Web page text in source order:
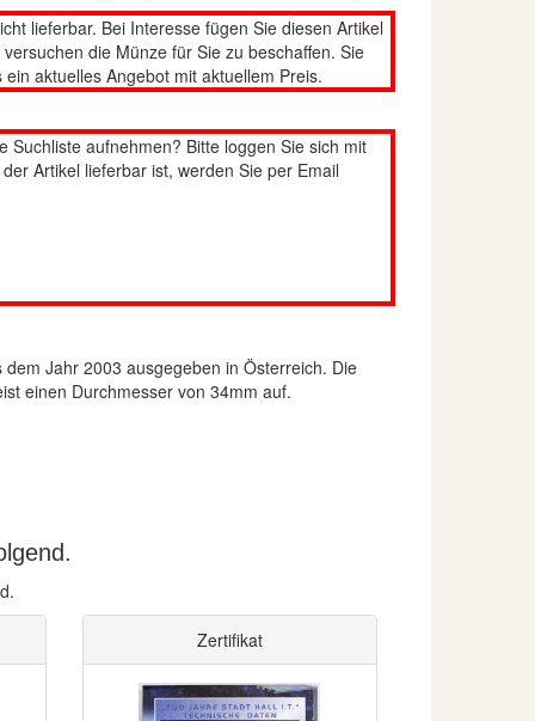
lieferbar. Bei Interesse fügen Sie diesen Artikel
die Münze für Sie zu beschaffen. Sie
aktuelles Angebot mit aktuellem Preis.
Suchliste aufnehmen? Bitte loggen Sie sich mit
Artikel lieferbar ist, werden Sie per Email
Jahr 2003 ausgegeben in Österreich. Die
einen Durchmesser von 34mm auf.
Zertifikat